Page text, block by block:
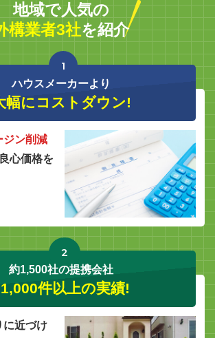
地域で人気の
構業者3社を紹介
1
ハウスメーカーより
幅にコストダウン!
ジン削減
心価格を
2
約1,500社の提携会社
件以上の実績!
に近づけ